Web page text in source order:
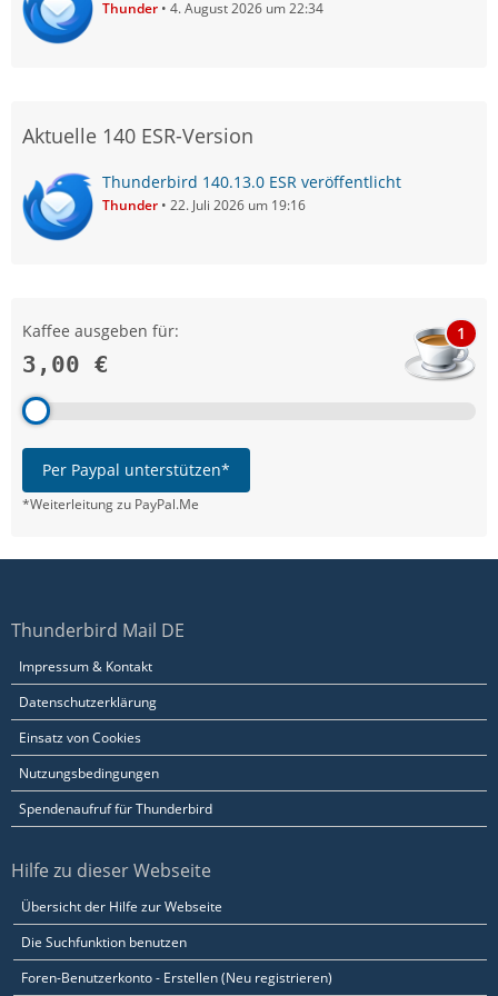
Note that when this tweak is active, you cannot use your
Outbox for other purposes in the usual way, because
Thunder 4. August 2026 um 22:34
Aktuelle 140 ESR-Version
Thunderbird 140.13.0 ESR veröffentlicht
Thunder 22. Juli 2026 um 19:16
Kaffee ausgeben für:
3,00 €
1
Per Paypal unterstützen*
*Weiterleitung zu PayPal.Me
Thunderbird Mail DE
Impressum & Kontakt
Datenschutzerklärung
Einsatz von Cookies
Nutzungsbedingungen
Spendenaufruf für Thunderbird
Hilfe zu dieser Webseite
Übersicht der Hilfe zur Webseite
Die Suchfunktion benutzen
Foren-Benutzerkonto - Erstellen (Neu registrieren)